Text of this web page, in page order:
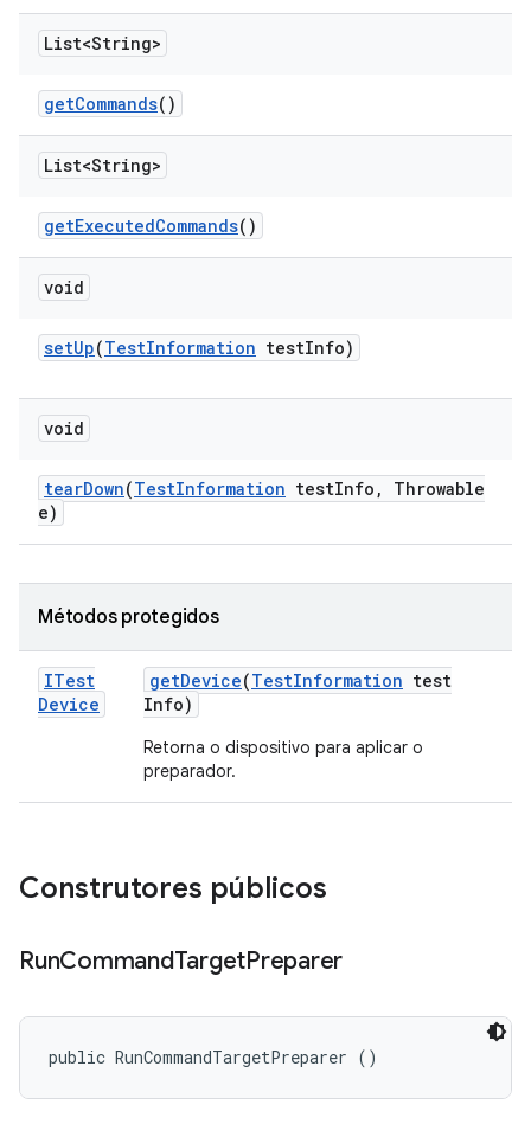
List<String>
getCommands()
List<String>
getExecutedCommands()
void
setUp(TestInformation testInfo)
void
tearDown(TestInformation testInfo ,
Throwable
e)
Métodos protegidos
ITest
Device
getDevice(TestInformation test
Info)
Retorna o dispositivo para aplicar o
preparador.
Construtores públicos
RunCommandTargetPreparer
public RunCommandTargetPreparer ()